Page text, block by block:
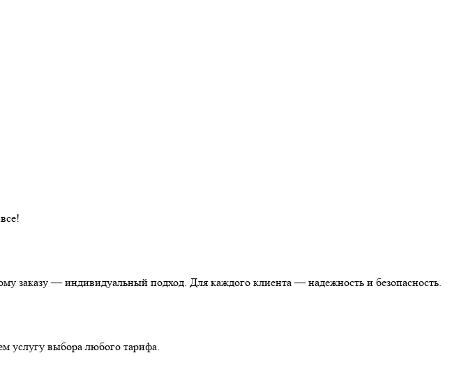
заказу — индивидуальный подход. Для каждого клиента — надежность и безопасность.
услугу выбора любого тарифа.